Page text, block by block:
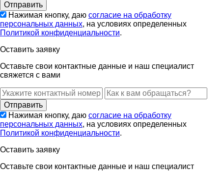
Нажимая кнопку, даю согласие на обработку
персональных данных, на условиях определенных
Политикой конфиденциальности.
Оставить заявку
Оставьте свои контактные данные и наш специалист
свяжется с вами
Нажимая кнопку, даю согласие на обработку
персональных данных, на условиях определенных
Политикой конфиденциальности.
Оставить заявку
Оставьте свои контактные данные и наш специалист